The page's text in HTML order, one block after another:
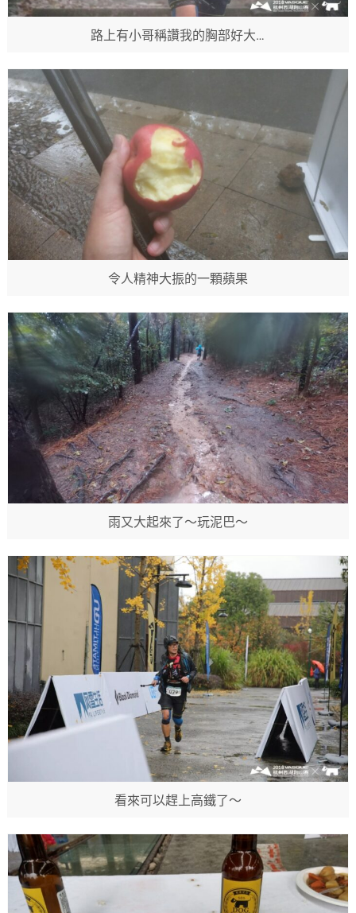
路上有小哥稱讚我的胸部好大…
令人精神大振的一顆蘋果
雨又大起來了～玩泥巴～
看來可以趕上高鐵了～